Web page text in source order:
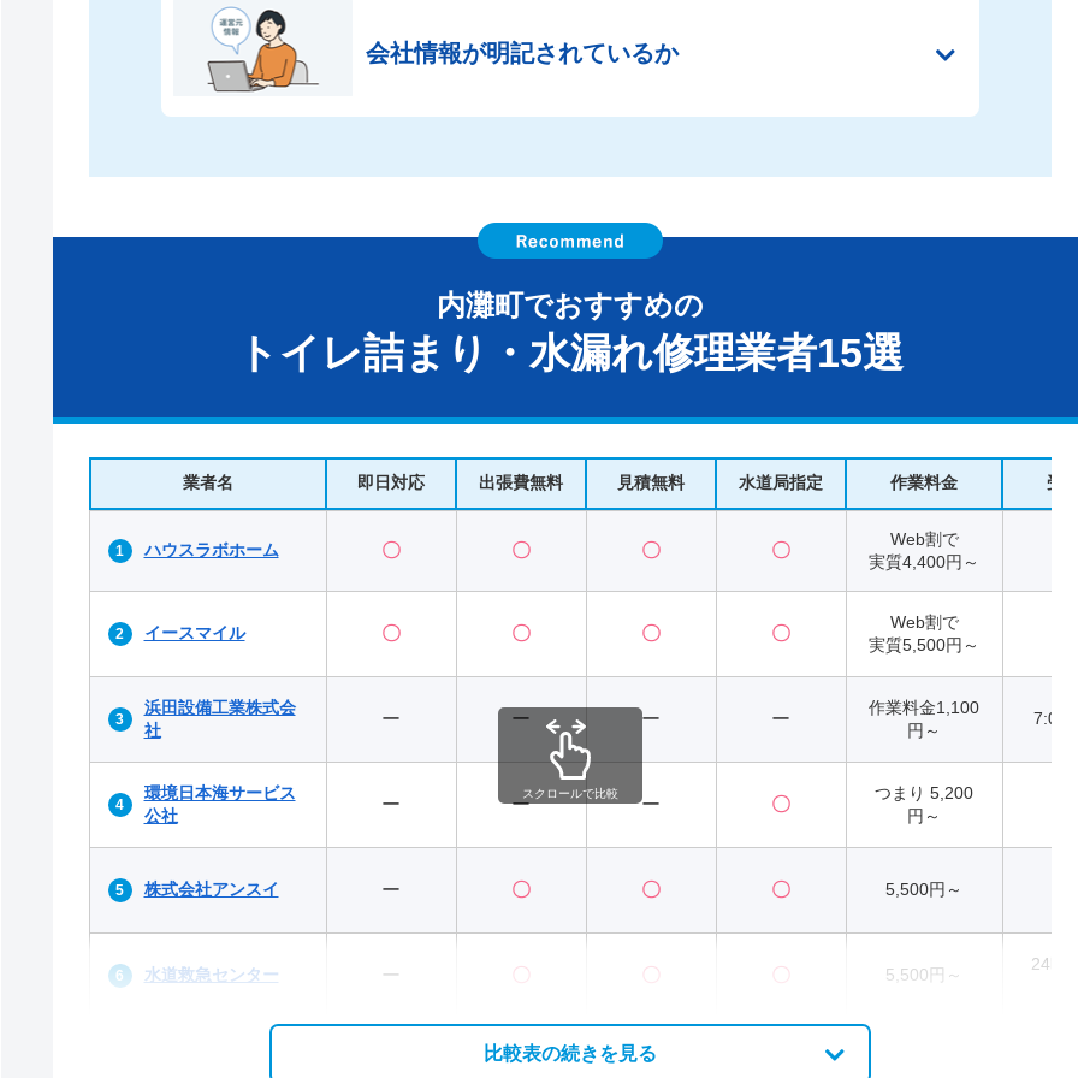
会社情報が明記されているか
内灘町でおすすめの
トイレ詰まり・水漏れ修理業者15選
業者名 即日対応 出張費無料 見積無料 水道局指定 作業料金 受
ハウスラボホーム 〇 〇 〇 〇
Web割で
実質4,400円～
イースマイル 〇 〇 〇 〇
Web割で
実質5,500円～
浜田設備工業株式会
社
ー ー ー ー
作業料金1,100
円～
7:00
環境日本海サービス
公社
ー ー ー 〇
つまり 5,200
円～
株式会社アンスイ ー 〇 〇 〇 5,500円～
水道救急センター ー 〇 〇 〇 5,500円～
24時
スクロールで比較
比較表の続きを見る